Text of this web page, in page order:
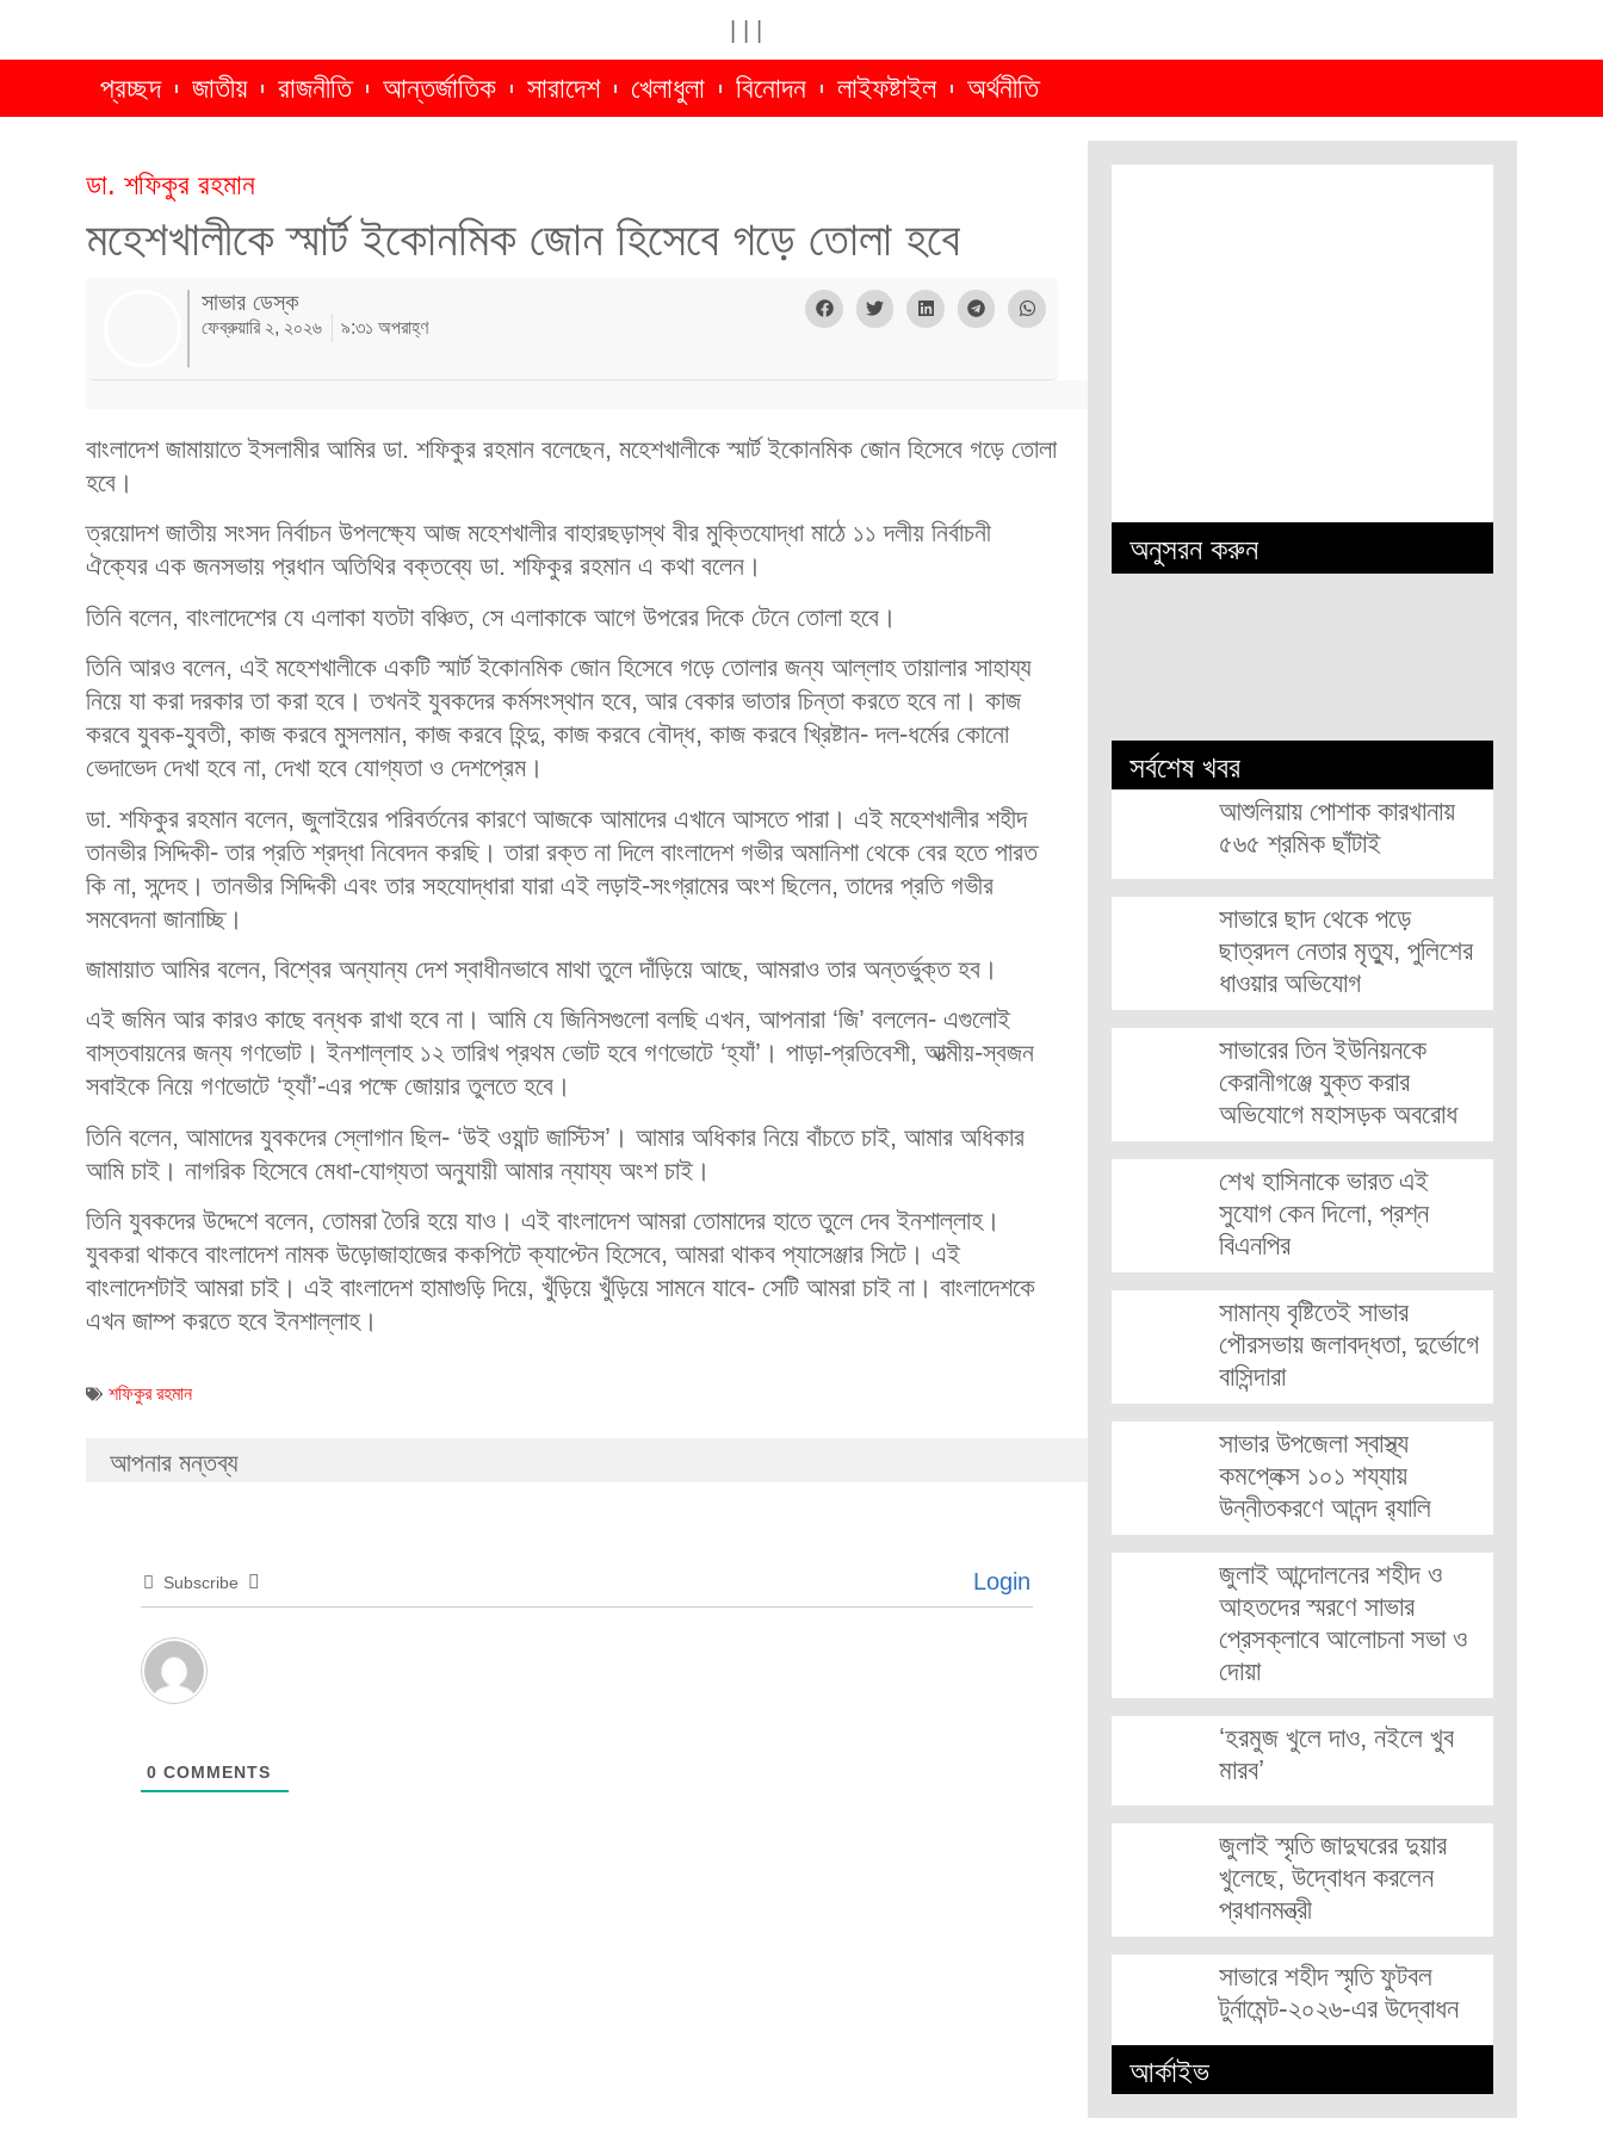
প্রচ্ছদ জাতীয় রাজনীতি আন্তর্জাতিক সারাদেশ খেলাধুলা বিনোদন লাইফষ্টাইল অর্থনীতি
ডা. শফিকুর রহমান
মহেশখালীকে স্মার্ট ইকোনমিক জোন হিসেবে গড়ে তোলা হবে
সাভার ডেস্ক
ফেব্রুয়ারি ২, ২০২৬ ৯:৩১ অপরাহ্ণ
বাংলাদেশ জামায়াতে ইসলামীর আমির ডা. শফিকুর রহমান বলেছেন, মহেশখালীকে স্মার্ট ইকোনমিক জোন হিসেবে গড়ে তোলা
হবে।
ত্রয়োদশ জাতীয় সংসদ নির্বাচন উপলক্ষ্যে আজ মহেশখালীর বাহারছড়াস্থ বীর মুক্তিযোদ্ধা মাঠে ১১ দলীয় নির্বাচনী
ঐক্যের এক জনসভায় প্রধান অতিথির বক্তব্যে ডা. শফিকুর রহমান এ কথা বলেন।
তিনি বলেন, বাংলাদেশের যে এলাকা যতটা বঞ্চিত, সে এলাকাকে আগে উপরের দিকে টেনে তোলা হবে।
তিনি আরও বলেন, এই মহেশখালীকে একটি স্মার্ট ইকোনমিক জোন হিসেবে গড়ে তোলার জন্য আল্লাহ তায়ালার সাহায্য
নিয়ে যা করা দরকার তা করা হবে। তখনই যুবকদের কর্মসংস্থান হবে, আর বেকার ভাতার চিন্তা করতে হবে না। কাজ
করবে যুবক-যুবতী, কাজ করবে মুসলমান, কাজ করবে হিন্দু, কাজ করবে বৌদ্ধ, কাজ করবে খ্রিষ্টান- দল-ধর্মের কোনো
ভেদাভেদ দেখা হবে না, দেখা হবে যোগ্যতা ও দেশপ্রেম।
ডা. শফিকুর রহমান বলেন, জুলাইয়ের পরিবর্তনের কারণে আজকে আমাদের এখানে আসতে পারা। এই মহেশখালীর শহীদ
তানভীর সিদ্দিকী- তার প্রতি শ্রদ্ধা নিবেদন করছি। তারা রক্ত না দিলে বাংলাদেশ গভীর অমানিশা থেকে বের হতে পারত
কি না, সন্দেহ। তানভীর সিদ্দিকী এবং তার সহযোদ্ধারা যারা এই লড়াই-সংগ্রামের অংশ ছিলেন, তাদের প্রতি গভীর
সমবেদনা জানাচ্ছি।
জামায়াত আমির বলেন, বিশ্বের অন্যান্য দেশ স্বাধীনভাবে মাথা তুলে দাঁড়িয়ে আছে, আমরাও তার অন্তর্ভুক্ত হব।
এই জমিন আর কারও কাছে বন্ধক রাখা হবে না। আমি যে জিনিসগুলো বলছি এখন, আপনারা ‘জি’ বললেন- এগুলোই
বাস্তবায়নের জন্য গণভোট। ইনশাল্লাহ ১২ তারিখ প্রথম ভোট হবে গণভোটে ‘হ্যাঁ’। পাড়া-প্রতিবেশী, আত্মীয়-স্বজন
সবাইকে নিয়ে গণভোটে ‘হ্যাঁ’-এর পক্ষে জোয়ার তুলতে হবে।
তিনি বলেন, আমাদের যুবকদের স্লোগান ছিল- ‘উই ওয়ান্ট জাস্টিস’। আমার অধিকার নিয়ে বাঁচতে চাই, আমার অধিকার
আমি চাই। নাগরিক হিসেবে মেধা-যোগ্যতা অনুযায়ী আমার ন্যায্য অংশ চাই।
তিনি যুবকদের উদ্দেশে বলেন, তোমরা তৈরি হয়ে যাও। এই বাংলাদেশ আমরা তোমাদের হাতে তুলে দেব ইনশাল্লাহ।
যুবকরা থাকবে বাংলাদেশ নামক উড়োজাহাজের ককপিটে ক্যাপ্টেন হিসেবে, আমরা থাকব প্যাসেঞ্জার সিটে। এই
বাংলাদেশটাই আমরা চাই। এই বাংলাদেশ হামাগুড়ি দিয়ে, খুঁড়িয়ে খুঁড়িয়ে সামনে যাবে- সেটি আমরা চাই না। বাংলাদেশকে
এখন জাম্প করতে হবে ইনশাল্লাহ।
শফিকুর রহমান
আপনার মন্তব্য
Subscribe Login
0 COMMENTS
অনুসরন করুন
সর্বশেষ খবর
আশুলিয়ায় পোশাক কারখানায়
৫৬৫ শ্রমিক ছাঁটাই
সাভারে ছাদ থেকে পড়ে
ছাত্রদল নেতার মৃত্যু, পুলিশের
ধাওয়ার অভিযোগ
সাভারের তিন ইউনিয়নকে
কেরানীগঞ্জে যুক্ত করার
অভিযোগে মহাসড়ক অবরোধ
শেখ হাসিনাকে ভারত এই
সুযোগ কেন দিলো, প্রশ্ন
বিএনপির
সামান্য বৃষ্টিতেই সাভার
পৌরসভায় জলাবদ্ধতা, দুর্ভোগে
বাসিন্দারা
সাভার উপজেলা স্বাস্থ্য
কমপ্লেক্স ১০১ শয্যায়
উন্নীতকরণে আনন্দ র‍্যালি
জুলাই আন্দোলনের শহীদ ও
আহতদের স্মরণে সাভার
প্রেসক্লাবে আলোচনা সভা ও
দোয়া
‘হরমুজ খুলে দাও, নইলে খুব
মারব’
জুলাই স্মৃতি জাদুঘরের দুয়ার
খুলেছে, উদ্বোধন করলেন
প্রধানমন্ত্রী
সাভারে শহীদ স্মৃতি ফুটবল
টুর্নামেন্ট-২০২৬-এর উদ্বোধন
আর্কাইভ